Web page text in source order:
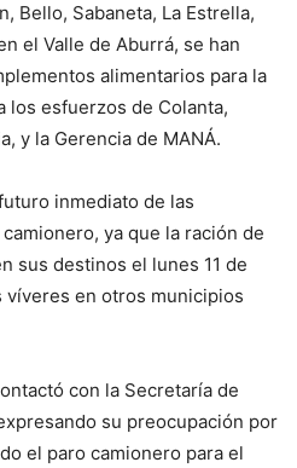
Bello, Sabaneta, La Estrella,
el Valle de Aburrá, se han
alimentarios para la
los esfuerzos de Colanta,
y la Gerencia de MANÁ.
inmediato de las
ya que la ración de
sus destinos el lunes 11 de
víveres en otros municipios
con la Secretaría de
su preocupación por
el paro camionero para el